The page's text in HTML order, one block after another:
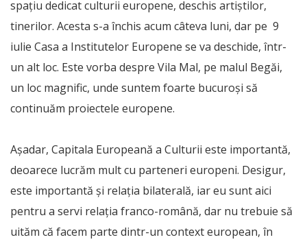
spațiu dedicat culturii europene, deschis artiștilor,
tinerilor. Acesta s-a închis acum câteva luni, dar pe 9
iulie Casa a Institutelor Europene se va deschide, într-
un alt loc. Este vorba despre Vila Mal, pe malul Begăi,
un loc magnific, unde suntem foarte bucuroși să
continuăm proiectele europene.
Așadar, Capitala Europeană a Culturii este importantă,
deoarece lucrăm mult cu parteneri europeni. Desigur,
este importantă și relația bilaterală, iar eu sunt aici
pentru a servi relația franco-română, dar nu trebuie să
uităm că facem parte dintr-un context european, în